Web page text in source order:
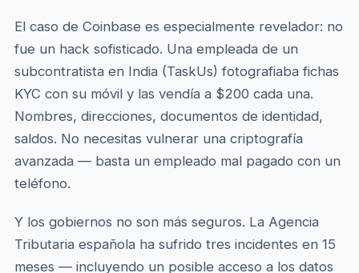
El caso de Coinbase es especialmente revelador: no
fue un hack sofisticado. Una empleada de un
subcontratista en India (TaskUs) fotografiaba fichas
KYC con su móvil y las vendía a $200 cada una.
Nombres, direcciones, documentos de identidad,
saldos. No necesitas vulnerar una criptografía
avanzada — basta un empleado mal pagado con un
teléfono.
Y los gobiernos no son más seguros. La Agencia
Tributaria española ha sufrido tres incidentes en 15
meses — incluyendo un posible acceso a los datos